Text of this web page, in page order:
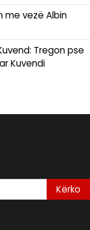
me vezë Albin
Tregon pse
Kuvendi